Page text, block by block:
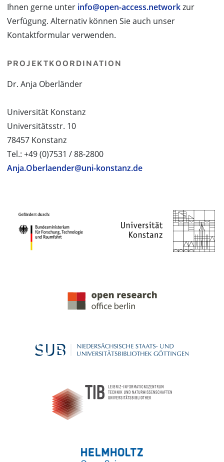
Ihnen gerne unter info@open-access.networkzur
Verfügung. Alternativ können Sie auch unser
Kontaktformular verwenden.
PROJEKTKOORDINATION
Dr. Anja Oberländer
Universität Konstanz
Universitätsstr. 10
78457 Konstanz
Tel.: +49 (0)7531 / 88-2800
Anja.Oberlaender@uni-konstanz.de